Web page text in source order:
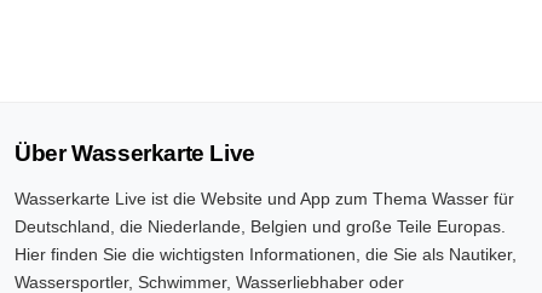
Über Wasserkarte Live
Wasserkarte Live ist die Website und App zum Thema Wasser für
Deutschland, die Niederlande, Belgien und große Teile Europas.
Hier finden Sie die wichtigsten Informationen, die Sie als Nautiker,
Wassersportler, Schwimmer, Wasserliebhaber oder